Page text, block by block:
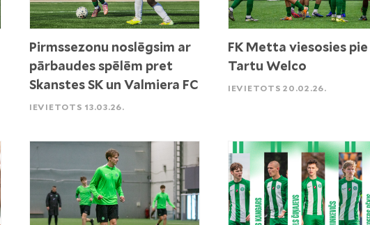
Pirmssezonu noslēgsim ar
pārbaudes spēlēm pret
Skanstes SK un Valmiera FC
IEVIETOTS 13.03.26.
FK Metta viesosies pie
Tartu Welco
IEVIETOTS 20.02.26.